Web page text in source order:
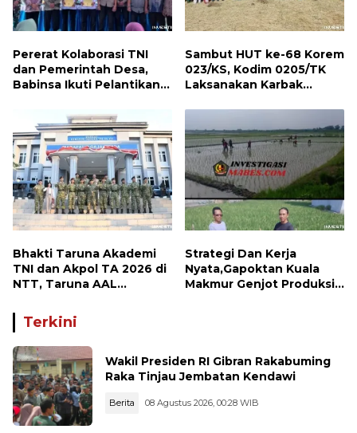
Pererat Kolaborasi TNI
dan Pemerintah Desa,
Babinsa Ikuti Pelantikan
Sambut HUT ke-68 Korem
023/KS, Kodim 0205/TK
Laksanakan Karbak
Bhakti Taruna Akademi
TNI dan Akpol TA 2026 di
NTT, Taruna AAL
Strategi Dan Kerja
Nyata,Gapoktan Kuala
Makmur Genjot Produksi
Terkini
Wakil Presiden RI Gibran Rakabuming
Raka Tinjau Jembatan Kendawi
Berita 08 Agustus 2026, 00:28 WIB